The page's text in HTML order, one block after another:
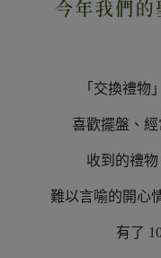
「交換禮物
喜歡擺盤、
收到的禮
難以言喻的開心
有了